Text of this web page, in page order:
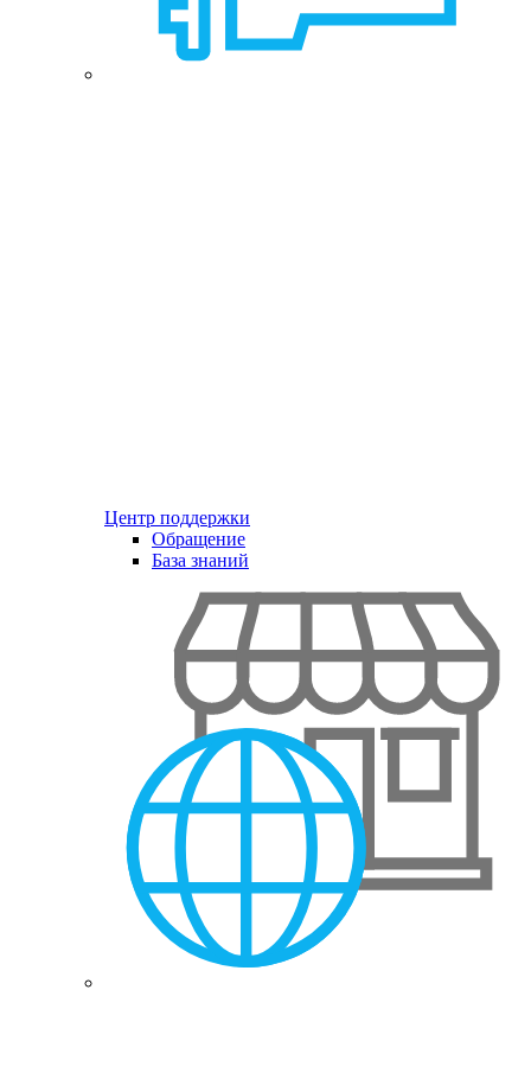
Центр поддержки
Обращение
База знаний